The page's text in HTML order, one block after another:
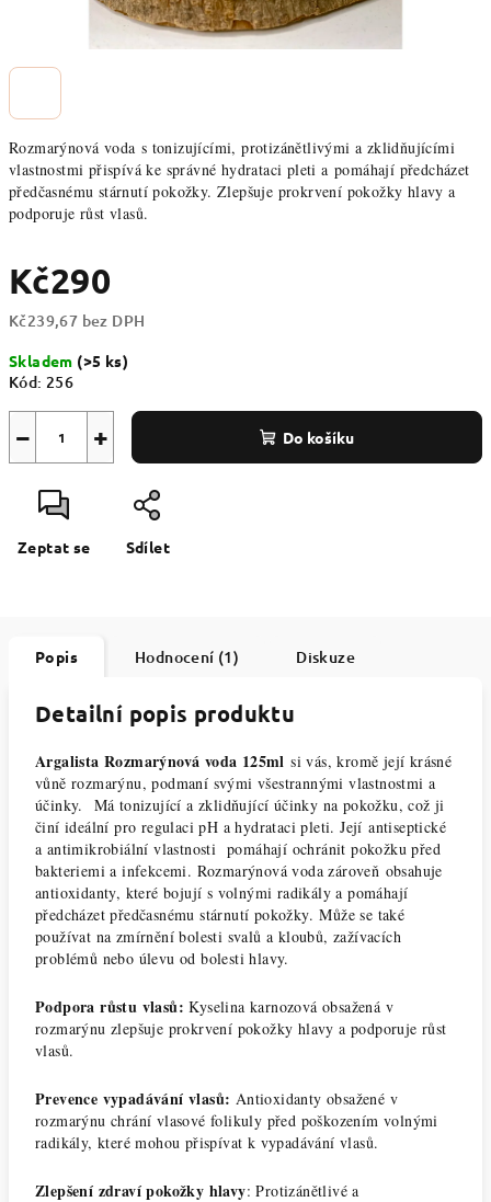
Rozmarýnová voda s tonizujícími, protizánětlivými a zklidňujícími
vlastnostmi přispívá ke správné hydrataci pleti a pomáhají předcházet
předčasnému stárnutí pokožky. Zlepšuje prokrvení pokožky hlavy a
podporuje růst vlasů.
Kč290
Kč239,67 bez DPH
cena:
Skladem (>5 ks)
Kód: 256
+
− Do košíku
Zeptat se Sdílet
Popis Hodnocení (1) Diskuze
Detailní popis produktu
Argalista Rozmarýnová voda 125ml si vás, kromě její krásné
vůně rozmarýnu, podmaní svými všestrannými vlastnostmi a
účinky. Má tonizující a zklidňující účinky na pokožku, což ji
činí ideální pro regulaci pH a hydrataci pleti. Její antiseptické
a antimikrobiální vlastnosti pomáhají ochránit pokožku před
bakteriemi a infekcemi. Rozmarýnová voda zároveň obsahuje
antioxidanty, které bojují s volnými radikály a pomáhají
předcházet předčasnému stárnutí pokožky. Může se také
používat na zmírnění bolesti svalů a kloubů, zažívacích
problémů nebo úlevu od bolesti hlavy.
Podpora růstu vlasů: Kyselina karnozová obsažená v
rozmarýnu zlepšuje prokrvení pokožky hlavy a podporuje růst
vlasů.
Prevence vypadávání vlasů: Antioxidanty obsažené v
rozmarýnu chrání vlasové folikuly před poškozením volnými
radikály, které mohou přispívat k vypadávání vlasů.
Zlepšení zdraví pokožky hlavy: Protizánětlivé a